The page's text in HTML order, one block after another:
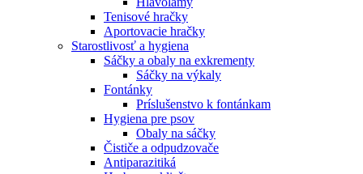
Tenisové hračky
Aportovacie hračky
Starostlivosť a hygiena
Sáčky a obaly na exkrementy
Sáčky na výkaly
Fontánky
Príslušenstvo k fontánkam
Hygiena pre psov
Obaly na sáčky
Čističe a odpudzovače
Antiparazitiká